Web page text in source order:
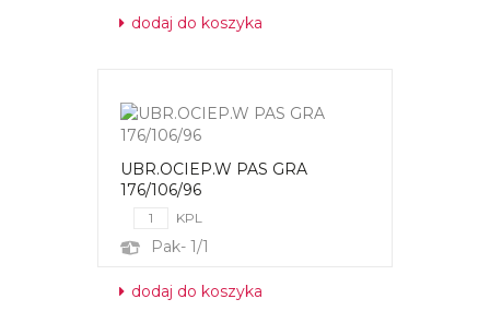
dodaj do koszyka
UBR.OCIEP.W PAS GRA
176/106/96
KPL
Pak- 1/1
dodaj do koszyka